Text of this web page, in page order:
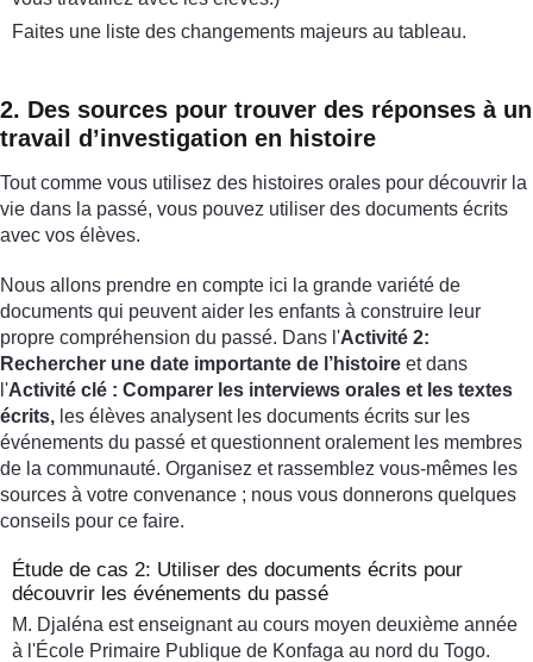
Faites une liste des changements majeurs au tableau.
2. Des sources pour trouver des réponses à un
travail d’investigation en histoire
Tout comme vous utilisez des histoires orales pour découvrir la
vie dans la passé, vous pouvez utiliser des documents écrits
avec vos élèves.
Nous allons prendre en compte ici la grande variété de
documents qui peuvent aider les enfants à construire leur
propre compréhension du passé. Dans l'Activité 2:
Rechercher une date importante de l’histoire et dans
l'Activité clé : Comparer les interviews orales et les textes
écrits, les élèves analysent les documents écrits sur les
événements du passé et questionnent oralement les membres
de la communauté. Organisez et rassemblez vous-mêmes les
sources à votre convenance ; nous vous donnerons quelques
conseils pour ce faire.
Étude de cas 2: Utiliser des documents écrits pour
découvrir les événements du passé
M. Djaléna est enseignant au cours moyen deuxième année
à l'École Primaire Publique de Konfaga au nord du Togo.